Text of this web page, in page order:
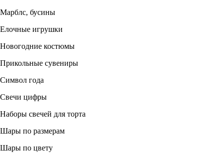
Марблс, бусины
Елочные игрушки
Новогодние костюмы
Прикольные сувениры
Символ года
Свечи цифры
Наборы свечей для торта
Шары по размерам
Шары по цвету